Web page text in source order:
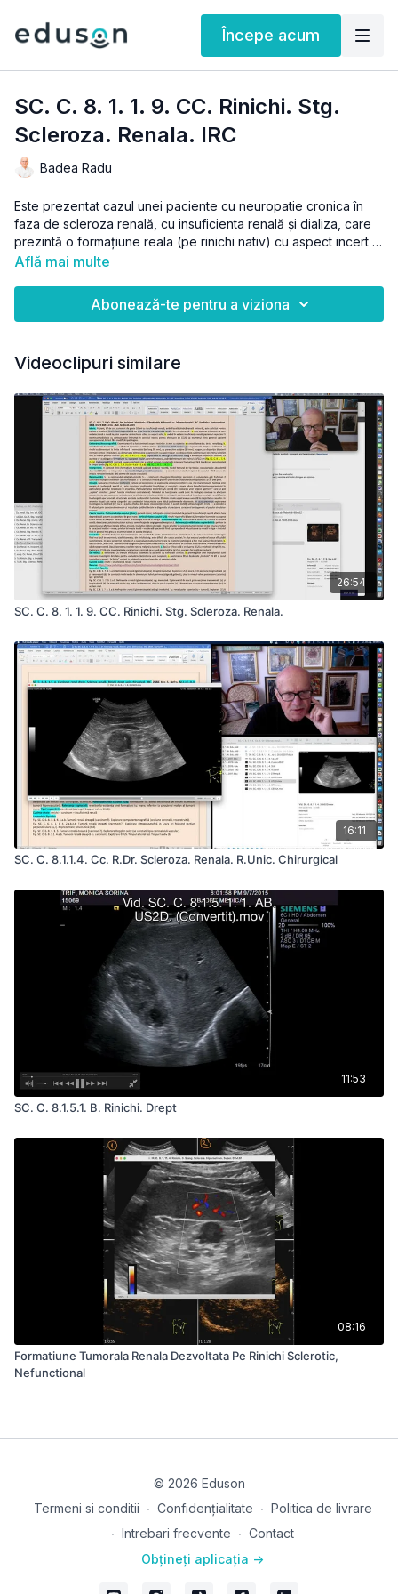
Începe acum
SC. C. 8. 1. 1. 9. CC. Rinichi. Stg.
Scleroza. Renala. IRC
Badea Radu
Este prezentat cazul unei paciente cu neuropatie cronica în
faza de scleroza renală, cu insuficienta renală și dializa, care
prezintă o formațiune reala (pe rinichi nativ) cu aspect incert la
explorarea CT nativa
Află mai multe
Abonează-te pentru a viziona
Videoclipuri similare
26:54
SC. C. 8. 1. 1. 9. CC. Rinichi. Stg. Scleroza. Renala.
16:11
SC. C. 8.1.1.4. Cc. R.Dr. Scleroza. Renala. R.Unic. Chirurgical
11:53
SC. C. 8.1.5.1. B. Rinichi. Drept
08:16
Formatiune Tumorala Renala Dezvoltata Pe Rinichi Sclerotic,
Nefunctional
© 2026 Eduson
Termeni si conditii ∙ Confidențialitate ∙ Politica de livrare
∙ Intrebari frecvente ∙ Contact
Obțineți aplicația ->